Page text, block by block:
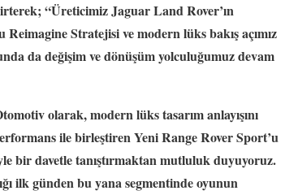
“Üreticimiz Jaguar Land Rover’ın
Stratejisi ve modern lüks bakış açımız
da değişim ve dönüşüm yolculuğumuz devam
olarak, modern lüks tasarım anlayışını
ile birleştiren Yeni Range Rover Sport’u
bir davetle tanıştırmaktan mutluluk duyuyoruz.
ilk günden bu yana segmentinde oyunun